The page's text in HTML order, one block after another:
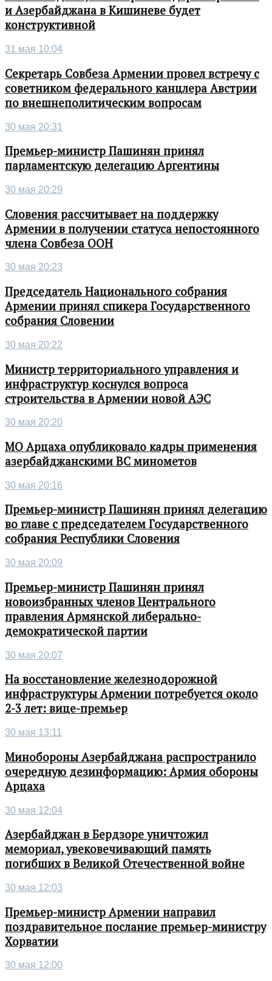
и Азербайджана в Кишиневе будет
конструктивной
31 мая 10:04
Секретарь Совбеза Армении провел встречу с
советником федерального канцлера Австрии
по внешнеполитическим вопросам
30 мая 20:31
Премьер-министр Пашинян принял
парламентскую делегацию Аргентины
30 мая 20:29
Словения рассчитывает на поддержку
Армении в получении статуса непостоянного
члена Совбеза ООН
30 мая 20:23
Председатель Национального собрания
Армении принял спикера Государственного
собрания Словении
30 мая 20:22
Министр территориального управления и
инфраструктур коснулся вопроса
строительства в Армении новой АЭС
30 мая 20:20
МО Арцаха опубликовало кадры применения
азербайджанскими ВС минометов
30 мая 20:16
Премьер-министр Пашинян принял делегацию
во главе с председателем Государственного
собрания Республики Словения
30 мая 20:09
Премьер-министр Пашинян принял
новоизбранных членов Центрального
правления Армянской либерально-
демократической партии
30 мая 20:07
На восстановление железнодорожной
инфраструктуры Армении потребуется около
2-3 лет: вице-премьер
30 мая 13:11
Минобороны Азербайджана распространило
очередную дезинформацию: Армия обороны
Арцаха
30 мая 12:04
Азербайджан в Бердзоре уничтожил
мемориал, увековечивающий память
погибших в Великой Отечественной войне
30 мая 12:03
Премьер-министр Армении направил
поздравительное послание премьер-министру
Хорватии
30 мая 12:00